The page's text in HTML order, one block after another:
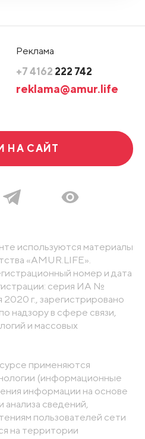
Реклама
+7 4162 222 742
reklama@amur.life
НА САЙТ
используются материалы
«AMUR.LIFE».
номер и дата
серия ИА №
г., зарегистрировано
надзору в сфере связи,
и массовых
применяются
(информационные
информации на основе
анализа сведений,
пользователей сети
на территории